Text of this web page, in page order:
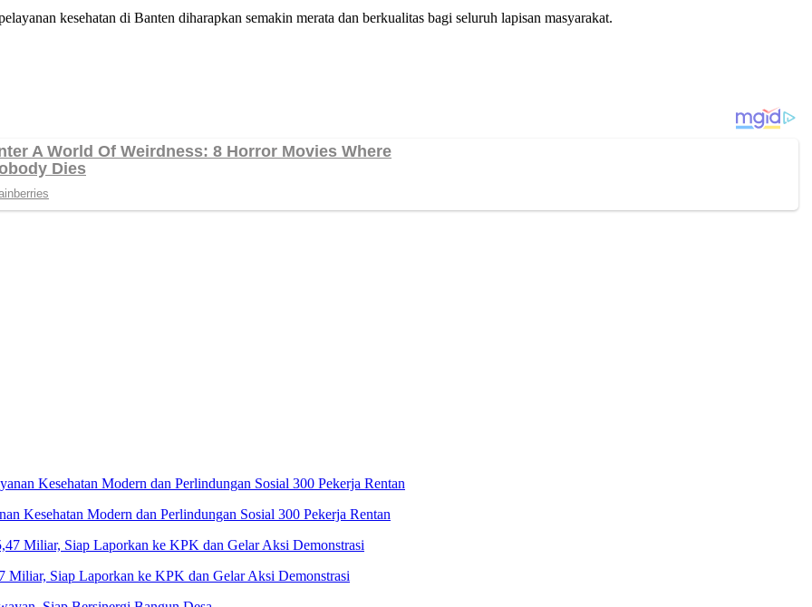
kesehatan di Banten diharapkan semakin merata dan berkualitas bagi seluruh lapisan masyarakat.
Kesehatan Modern dan Perlindungan Sosial 300 Pekerja Rentan
Siap Laporkan ke KPK dan Gelar Aksi Demonstrasi